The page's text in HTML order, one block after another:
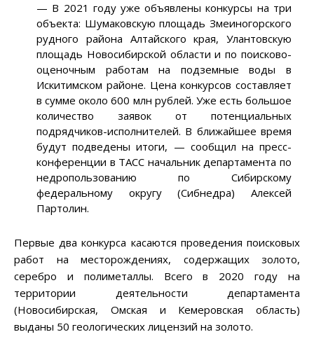
— В 2021 году уже объявлены конкурсы на три
объекта: Шумаковскую площадь Змеиногорского
рудного района Алтайского края, Улантовскую
площадь Новосибирской области и по поисково-
оценочным работам на подземные воды в
Искитимском районе. Цена конкурсов составляет
в сумме около 600 млн рублей. Уже есть большое
количество заявок от потенциальных
подрядчиков-исполнителей. В ближайшее время
будут подведены итоги, — сообщил на пресс-
конференции в ТАСС начальник департамента по
недропользованию по Сибирскому
федеральному округу (Сибнедра) Алексей
Партолин.
Первые два конкурса касаются проведения поисковых
работ на месторождениях, содержащих золото,
серебро и полиметаллы. Всего в 2020 году на
территории деятельности департамента
(Новосибирская, Омская и Кемеровская область)
выданы 50 геологических лицензий на золото.